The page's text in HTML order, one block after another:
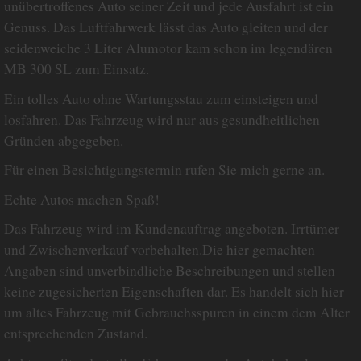
unübertroffenes Auto seiner Zeit und jede Ausfahrt ist ein
Genuss. Das Luftfahrwerk lässt das Auto gleiten und der
seidenweiche 3 Liter Alumotor kam schon im legendären
MB 300 SL zum Einsatz.
Ein tolles Auto ohne Wartungsstau zum einsteigen und
losfahren. Das Fahrzeug wird nur aus gesundheitlichen
Gründen abgegeben.
Für einen Besichtigungstermin rufen Sie mich gerne an.
Echte Autos machen Spaß!
Das Fahrzeug wird im Kundenauftrag angeboten. Irrtümer
und Zwischenverkauf vorbehalten.Die hier gemachten
Angaben sind unverbindliche Beschreibungen und stellen
keine zugesicherten Eigenschaften dar. Es handelt sich hier
um altes Fahrzeug mit Gebrauchsspuren in einem dem Alter
entsprechenden Zustand.